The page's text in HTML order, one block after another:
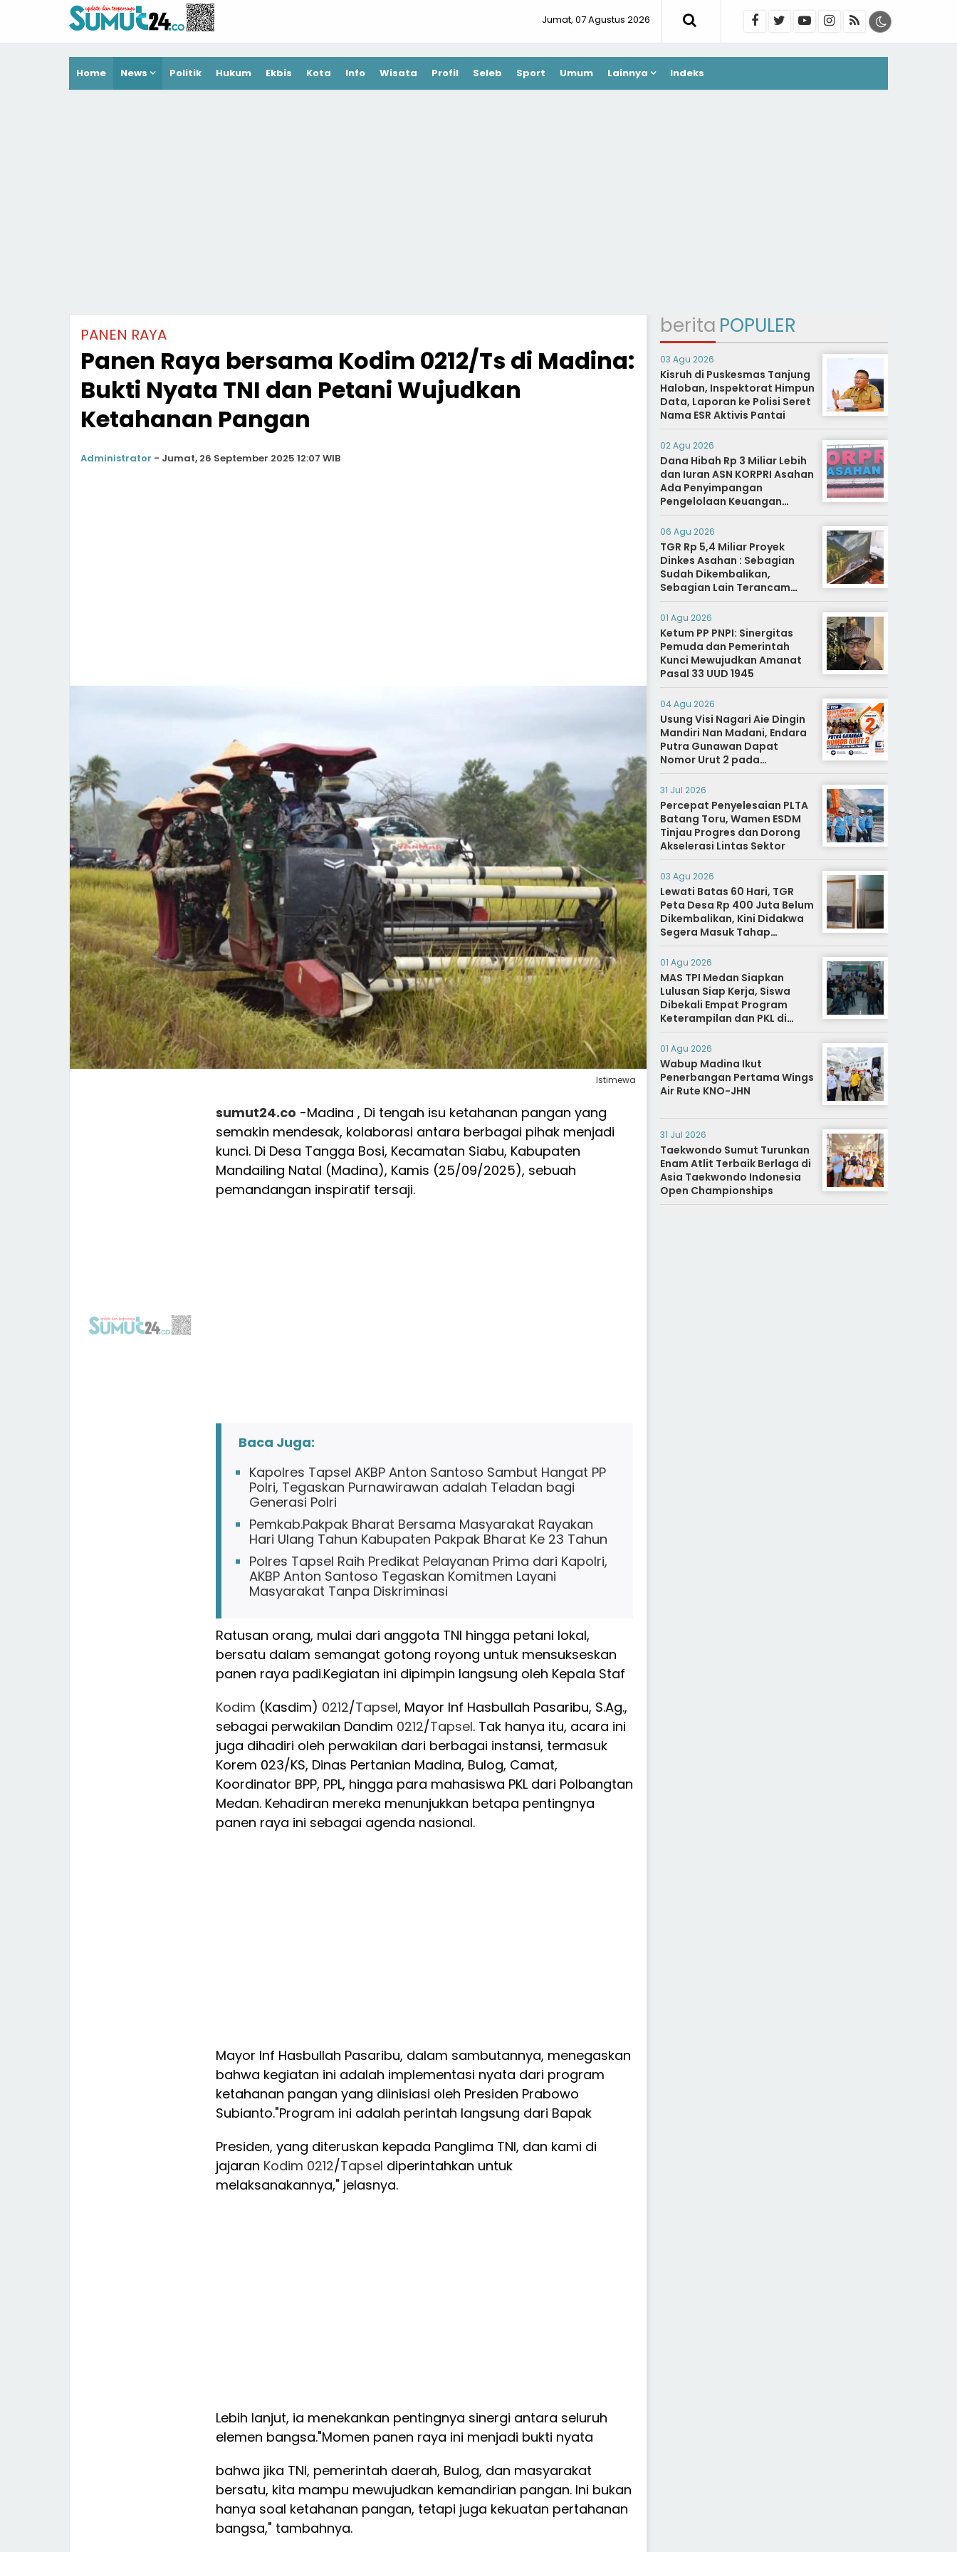
Jumat, 07 Agustus 2026
Home News Politik Hukum Ekbis Kota Info Wisata Profil Seleb Sport Umum Lainnya Indeks
PANEN RAYA
Panen Raya bersama Kodim 0212/Ts di Madina:
Bukti Nyata TNI dan Petani Wujudkan
Ketahanan Pangan
Administrator - Jumat, 26 September 2025 12:07 WIB
Istimewa
sumut24.co -Madina , Di tengah isu ketahanan pangan yang
semakin mendesak, kolaborasi antara berbagai pihak menjadi
kunci. Di Desa Tangga Bosi, Kecamatan Siabu, Kabupaten
Mandailing Natal (Madina), Kamis (25/09/2025), sebuah
pemandangan inspiratif tersaji.
Baca Juga:
Kapolres Tapsel AKBP Anton Santoso Sambut Hangat PP
Polri, Tegaskan Purnawirawan adalah Teladan bagi
Generasi Polri
Pemkab.Pakpak Bharat Bersama Masyarakat Rayakan
Hari Ulang Tahun Kabupaten Pakpak Bharat Ke 23 Tahun
Polres Tapsel Raih Predikat Pelayanan Prima dari Kapolri,
AKBP Anton Santoso Tegaskan Komitmen Layani
Masyarakat Tanpa Diskriminasi
Ratusan orang, mulai dari anggota TNI hingga petani lokal,
bersatu dalam semangat gotong royong untuk mensukseskan
panen raya padi.Kegiatan ini dipimpin langsung oleh Kepala Staf
Kodim (Kasdim) 0212/Tapsel, Mayor Inf Hasbullah Pasaribu, S.Ag.,
sebagai perwakilan Dandim 0212/Tapsel. Tak hanya itu, acara ini
juga dihadiri oleh perwakilan dari berbagai instansi, termasuk
Korem 023/KS, Dinas Pertanian Madina, Bulog, Camat,
Koordinator BPP, PPL, hingga para mahasiswa PKL dari Polbangtan
Medan. Kehadiran mereka menunjukkan betapa pentingnya
panen raya ini sebagai agenda nasional.
Mayor Inf Hasbullah Pasaribu, dalam sambutannya, menegaskan
bahwa kegiatan ini adalah implementasi nyata dari program
ketahanan pangan yang diinisiasi oleh Presiden Prabowo
Subianto."Program ini adalah perintah langsung dari Bapak
Presiden, yang diteruskan kepada Panglima TNI, dan kami di
jajaran Kodim 0212/Tapsel diperintahkan untuk
melaksanakannya," jelasnya.
Lebih lanjut, ia menekankan pentingnya sinergi antara seluruh
elemen bangsa."Momen panen raya ini menjadi bukti nyata
bahwa jika TNI, pemerintah daerah, Bulog, dan masyarakat
bersatu, kita mampu mewujudkan kemandirian pangan. Ini bukan
hanya soal ketahanan pangan, tetapi juga kekuatan pertahanan
bangsa," tambahnya.
berita POPULER
03 Agu 2026
Kisruh di Puskesmas Tanjung
Haloban, Inspektorat Himpun
Data, Laporan ke Polisi Seret
Nama ESR Aktivis Pantai
02 Agu 2026
Dana Hibah Rp 3 Miliar Lebih
dan Iuran ASN KORPRI Asahan
Ada Penyimpangan
Pengelolaan Keuangan
Dipertanyakan, Aparat
Diminta Segera Usut
06 Agu 2026
TGR Rp 5,4 Miliar Proyek
Dinkes Asahan : Sebagian
Sudah Dikembalikan,
Sebagian Lain Terancam
Sanksi Hukuman Berat
01 Agu 2026
Ketum PP PNPI: Sinergitas
Pemuda dan Pemerintah
Kunci Mewujudkan Amanat
Pasal 33 UUD 1945
04 Agu 2026
Usung Visi Nagari Aie Dingin
Mandiri Nan Madani, Endara
Putra Gunawan Dapat
Nomor Urut 2 pada
Penetapan Calon Wali
Nagari.
31 Jul 2026
Percepat Penyelesaian PLTA
Batang Toru, Wamen ESDM
Tinjau Progres dan Dorong
Akselerasi Lintas Sektor
03 Agu 2026
Lewati Batas 60 Hari, TGR
Peta Desa Rp 400 Juta Belum
Dikembalikan, Kini Didakwa
Segera Masuk Tahap
Penyidikan
01 Agu 2026
MAS TPI Medan Siapkan
Lulusan Siap Kerja, Siswa
Dibekali Empat Program
Keterampilan dan PKL di
Dunia Industri
01 Agu 2026
Wabup Madina Ikut
Penerbangan Pertama Wings
Air Rute KNO-JHN
31 Jul 2026
Taekwondo Sumut Turunkan
Enam Atlit Terbaik Berlaga di
Asia Taekwondo Indonesia
Open Championships